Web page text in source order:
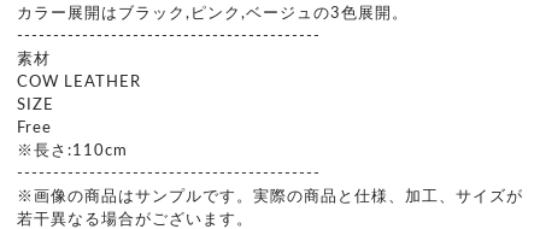
カラー展開はブラック,ピンク,ベージュの3色展開。
------------------------------------------
素材
COW LEATHER
SIZE
Free
※長さ:110cm
------------------------------------------
※画像の商品はサンプルです。実際の商品と仕様、加工、サイズが
若干異なる場合がございます。